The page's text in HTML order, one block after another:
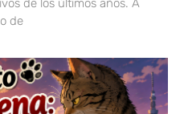
de los últimos años. A
de